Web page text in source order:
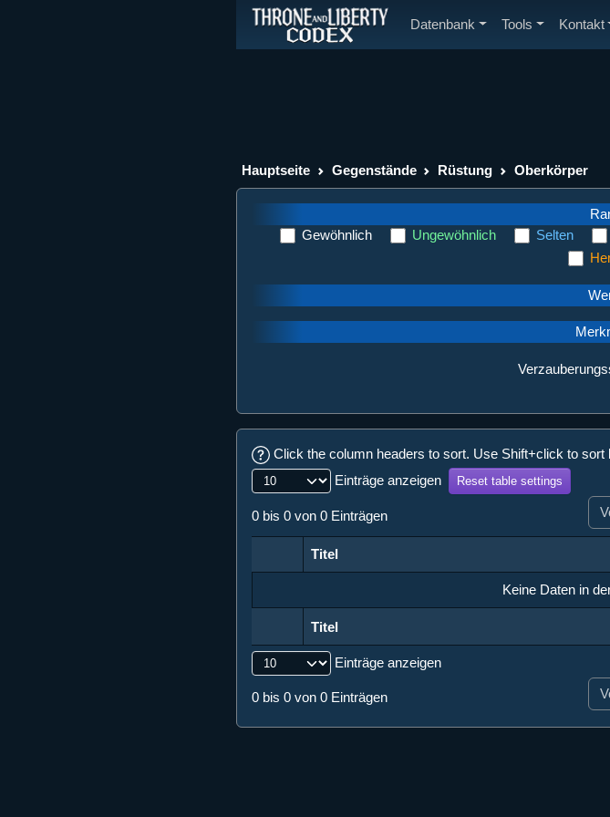
Datenbank Tools Kontakt
Hauptseite Gegenstände Rüstung Oberkörper
Gewöhnlich
Ungewöhnlich Selten
Click the column headers to sort. Use Shift+click to sort
Einträge anzeigen
Reset table settings
0 bis 0 von 0 Einträgen
Titel
Titel
Keine Daten in
Titel
Einträge anzeigen
0 bis 0 von 0 Einträgen